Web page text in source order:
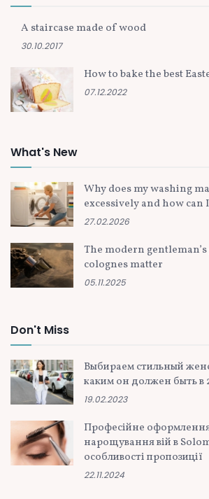
A staircase made of wood
30.10.2017
How to bake the best
07.12.2022
What's New
Why does my washing
excessively and how can
27.02.2026
The modern
colognes matter
05.11.2025
Don't Miss
Выбираем стильный
каким он должен быть в
19.02.2023
Професійне оформлення
нарощування вій в
особливості пропозиції
22.11.2024